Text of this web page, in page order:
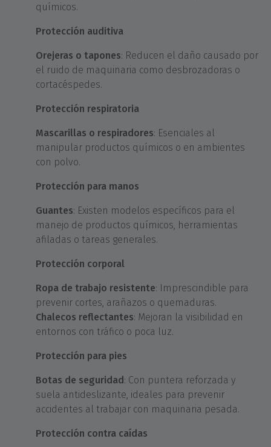
químicos.
Protección auditiva
Orejeras o tapones: Reducen el daño causado por
el ruido de maquinaria como desbrozadoras o
cortacéspedes.
Protección respiratoria
Mascarillas o respiradores: Esenciales al
manipular productos químicos o en ambientes
con polvo.
Protección para manos
Guantes: Existen modelos específicos para el
manejo de productos químicos, herramientas
afiladas o tareas generales.
Protección corporal
Ropa de trabajo resistente: Imprescindible para
prevenir cortes, arañazos o quemaduras.
Chalecos reflectantes: Mejoran la visibilidad en
entornos con tráfico o poca luz.
Protección para pies
Botas de seguridad: Con puntera reforzada y
suela antideslizante, ideales para prevenir
accidentes al trabajar con maquinaria pesada.
Protección contra caídas